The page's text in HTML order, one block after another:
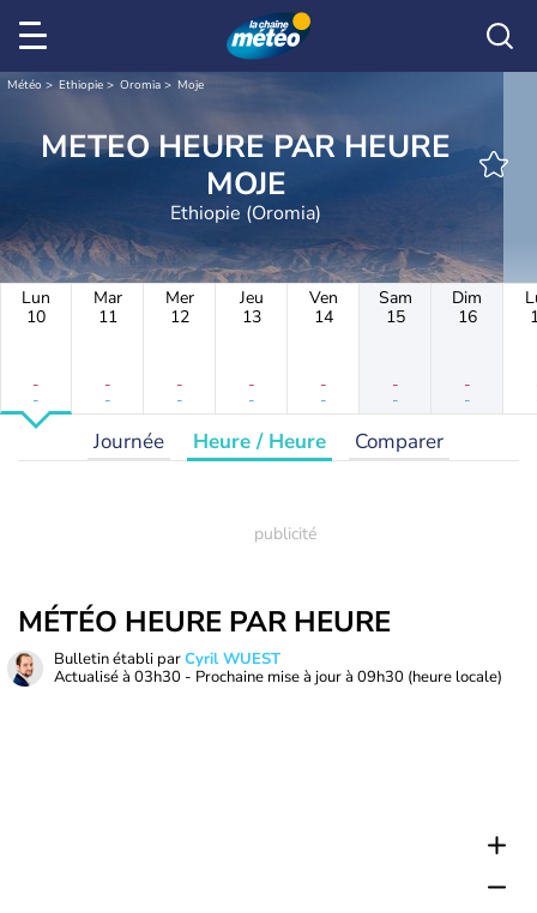
Météo Ethiopie Oromia Moje
METEO HEURE PAR HEURE
MOJE
Ethiopie (Oromia)
Lun
10
-
-
Mar
11
-
-
Mer
12
-
-
Jeu
13
-
-
Ven
14
-
-
Sam
15
-
-
Dim
16
-
-
Journée Heure / Heure Comparer
MÉTÉO HEURE PAR HEURE
Bulletin établi parCyril WUEST
Actualisé à 03h30 - Prochaine mise à jour à 09h30 (heure locale)